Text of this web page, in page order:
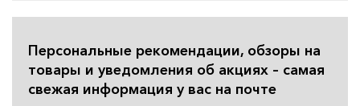
Персональные рекомендации, обзоры на
товары и уведомления об акциях – самая
свежая информация у вас на почте